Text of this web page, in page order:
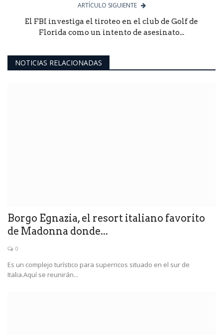
ARTÍCULO SIGUIENTE
El FBI investiga el tiroteo en el club de Golf de
Florida como un intento de asesinato...
NOTICIAS RELACIONADAS
Borgo Egnazia, el resort italiano favorito
de Madonna donde...
0
Es un complejo turístico para superricos situado en el sur de
Italia.Aquí se reunirán...